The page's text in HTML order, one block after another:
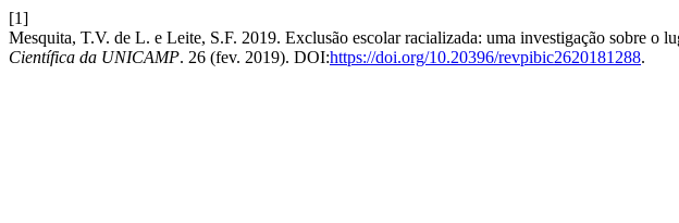
[1]
Mesquita, T.V. de L. e Leite, S.F. 2019. Exclusão escolar racializada: uma investigação sobre o
Científica da UNICAMP. 26 (fev. 2019). DOI:https://doi.org/10.20396/revpibic2620181288.